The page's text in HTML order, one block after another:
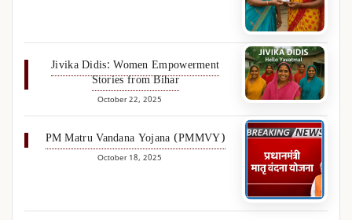
Jivika Didis: Women Empowerment
Stories from Bihar
October 22, 2025
PM Matru Vandana Yojana (PMMVY)
October 18, 2025